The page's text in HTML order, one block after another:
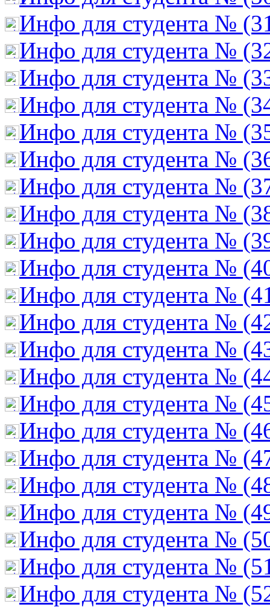
Инфо для студента №
Инфо для студента №
Инфо для студента №
Инфо для студента №
Инфо для студента №
Инфо для студента №
Инфо для студента №
Инфо для студента №
Инфо для студента №
Инфо для студента №
Инфо для студента №
Инфо для студента №
Инфо для студента №
Инфо для студента №
Инфо для студента №
Инфо для студента №
Инфо для студента №
Инфо для студента №
Инфо для студента №
Инфо для студента №
Инфо для студента №
Инфо для студента №